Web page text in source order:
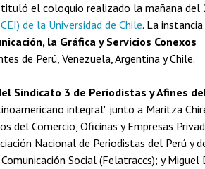
el coloquio realizado la mañana del
de la Universidad de Chile. La instancia
la Gráfica y Servicios Conexos
de Perú, Venezuela, Argentina y Chile.
Sindicato 3 de Periodistas y Afines
integral" junto a Maritza
del Comercio, Oficinas y Empresas
Nacional de Periodistas del Perú y
Social (Felatraccs); y